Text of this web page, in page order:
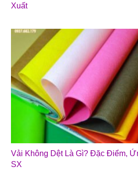
Xuất
Vải Không Dệt Là Gì? Đặc Điểm,
SX